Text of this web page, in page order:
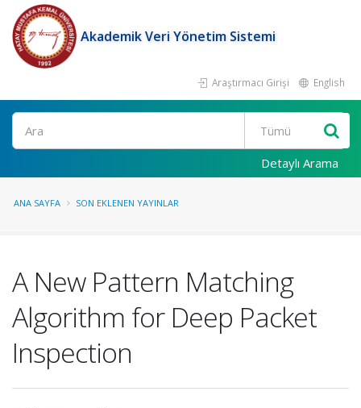
Akademik Veri Yönetim Sistemi
Araştırmacı Girişi English
Ara
Detaylı Arama
ANA SAYFA SON EKLENEN YAYINLAR
A New Pattern Matching
Algorithm for Deep Packet
Inspection